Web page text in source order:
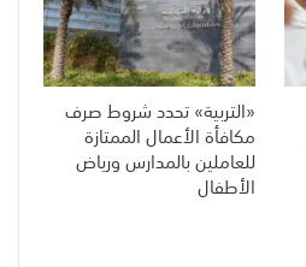
«التربية» تحدد شروط صرف
مكافأة الأعمال الممتازة
للعاملين بالمدارس ورياض
الأطفال